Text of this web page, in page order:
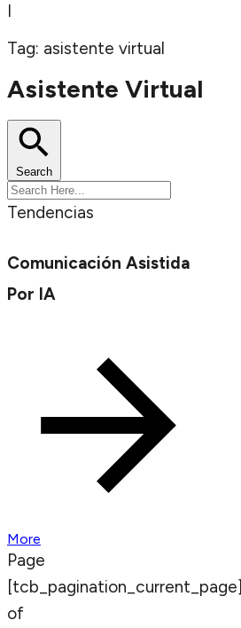
I
Tag: asistente virtual
Asistente Virtual
Search
Tendencias
Comunicación Asistida
Por IA
More
Page
[tcb_pagination_current_page]
of